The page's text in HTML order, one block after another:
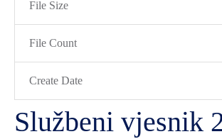
File Size
File Count
Create Date
Službeni vjesnik